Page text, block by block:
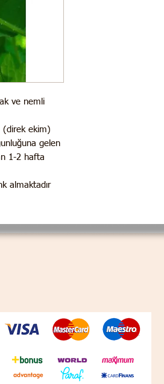
ve nemli
(direk ekim)
gelen
1-2 hafta
almaktadır.